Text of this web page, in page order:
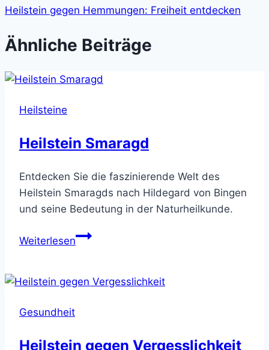
Heilstein gegen Hemmungen: Freiheit entdecken
Ähnliche Beiträge
Heilsteine
Heilstein Smaragd
Entdecken Sie die faszinierende Welt des
Heilstein Smaragds nach Hildegard von Bingen
und seine Bedeutung in der Naturheilkunde.
WeiterlesenHeilstein
Gesundheit
Heilstein gegen Vergesslichkeit